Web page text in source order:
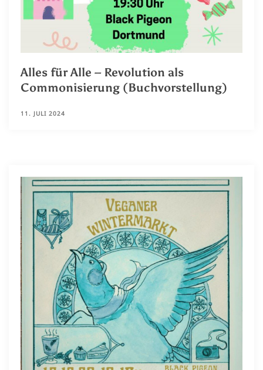
Alles für Alle – Revolution als
Commonisierung (Buchvorstellung)
11. JULI 2024